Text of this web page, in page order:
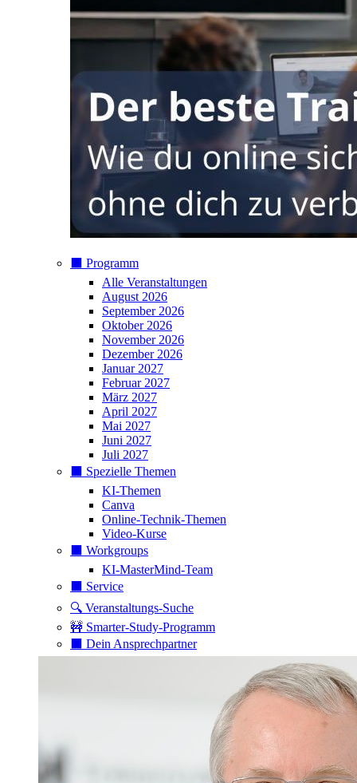
⬛️ Programm
Alle Veranstaltungen
August 2026
September 2026
Oktober 2026
November 2026
Dezember 2026
Januar 2027
Februar 2027
März 2027
April 2027
Mai 2027
Juni 2027
Juli 2027
⬛️ Spezielle Themen
KI-Themen
Canva
Online-Technik-Themen
Video-Kurse
⬛️ Workgroups
KI-MasterMind-Team
⬛️ Service
🔍 Veranstaltungs-Suche
🚧 Smarter-Study-Programm
⬛️ Dein Ansprechpartner